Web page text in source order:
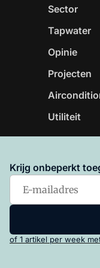
Sector
Tapwater
Opinie
Projecten
Utiliteit
Vakblad
Algemene
Krijg onbeperkt
of 1 artikel per week